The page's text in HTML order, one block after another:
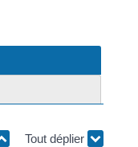
Tout déplier